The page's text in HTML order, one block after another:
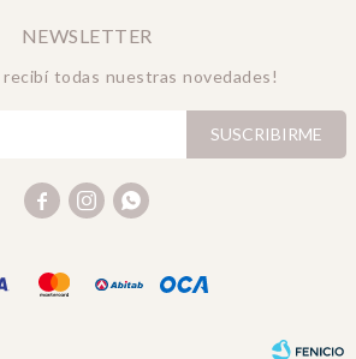
NEWSLETTER
recibí todas nuestras novedades!
SUSCRIBIRME
  